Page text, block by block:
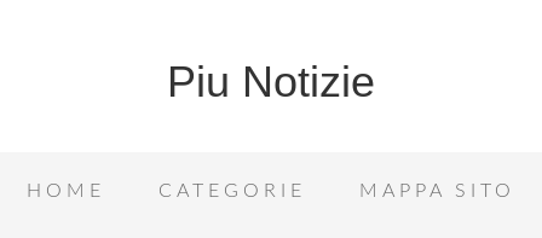
Piu Notizie
HOME CATEGORIE MAPPA SITO